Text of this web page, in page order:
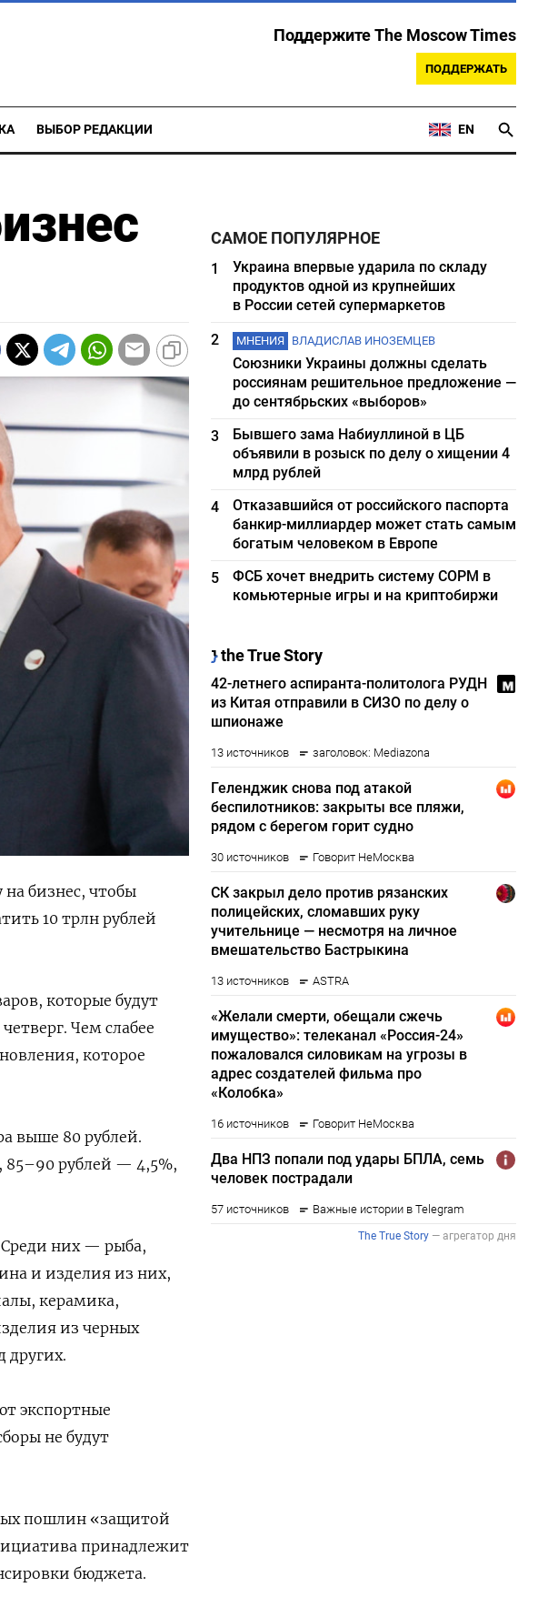
Поддержите The Moscow Times
ПОДДЕРЖАТЬ
ВЫБОР РЕДАКЦИИ EN
на бизнес, чтобы
10 трлн рублей
которые будут
Чем слабее
которое
выше 80 рублей.
85–90 рублей — 4,5%,
них — рыба,
и изделия из них,
керамика,
из черных
других.
экспортные
не будут
пошлин «защитой
принадлежит
бюджета.
САМОЕ ПОПУЛЯРНОЕ
1
Украина впервые ударила по складу
продуктов одной из крупнейших
в России сетей супермаркетов
2
МНЕНИЯ ВЛАДИСЛАВ ИНОЗЕМЦЕВ
Союзники Украины должны сделать
россиянам решительное предложение —
до сентябрьских «выборов»
3
Бывшего зама Набиуллиной в ЦБ
объявили в розыск по делу о хищении 4
млрд рублей
4
Отказавшийся от российского паспорта
банкир-миллиардер может стать самым
богатым человеком в Европе
5
ФСБ хочет внедрить систему СОРМ в
комьютерные игры и на криптобиржи